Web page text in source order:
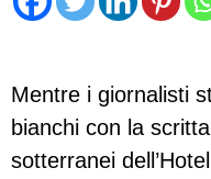
Mentre i giornalisti
bianchi con la
sotterranei